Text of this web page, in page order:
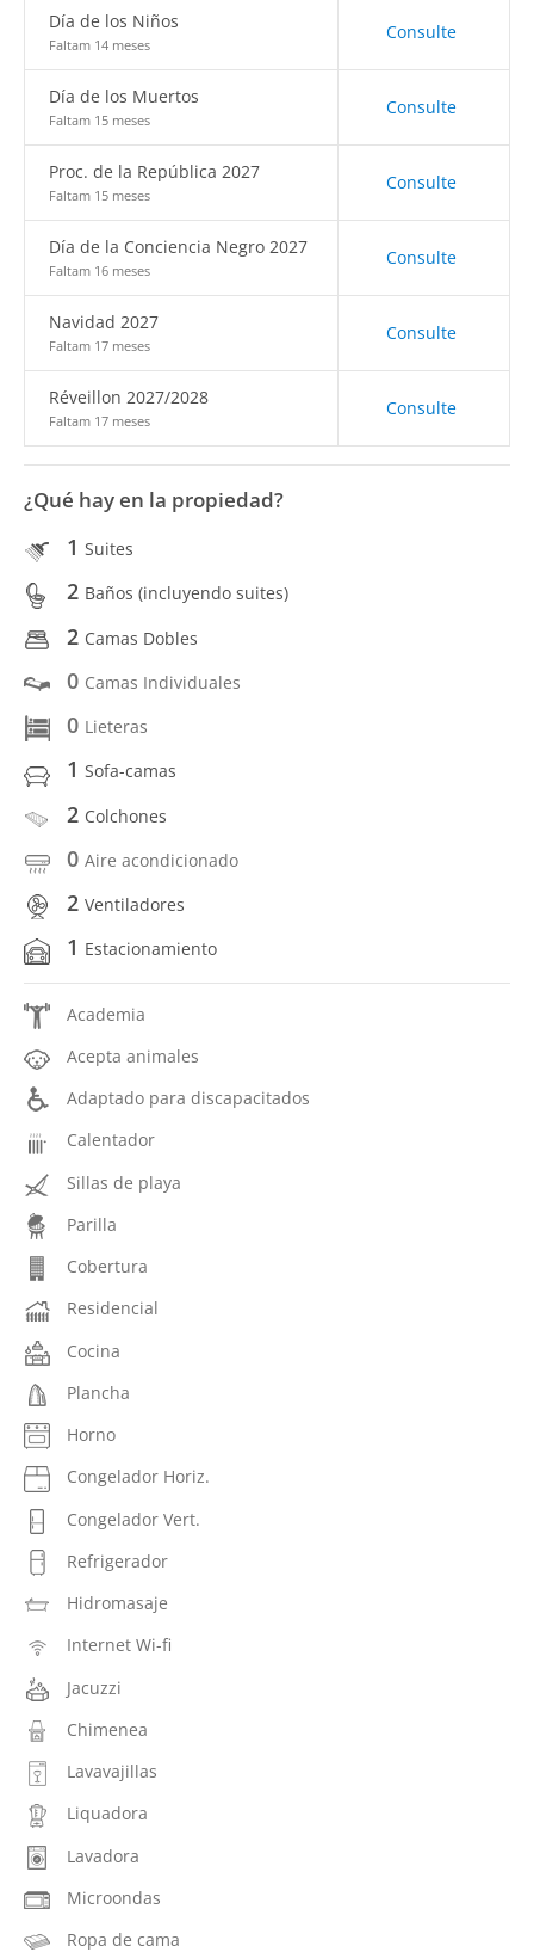
Día de los Niños
Faltam 14 meses
Consulte
Día de los Muertos
Faltam 15 meses
Consulte
Proc. de la República 2027
Faltam 15 meses
Consulte
Día de la Conciencia Negro 2027
Faltam 16 meses
Consulte
Navidad 2027
Faltam 17 meses
Consulte
Réveillon 2027/2028
Faltam 17 meses
Consulte
¿Qué hay en la propiedad?
1 Suites
2 Baños (incluyendo suites)
2 Camas Dobles
0 Camas Individuales
0 Lieteras
1 Sofa-camas
2 Colchones
0 Aire acondicionado
2 Ventiladores
1 Estacionamiento
Academia
Acepta animales
Adaptado para discapacitados
Calentador
Sillas de playa
Parilla
Cobertura
Residencial
Cocina
Plancha
Horno
Congelador Horiz.
Congelador Vert.
Refrigerador
Hidromasaje
Internet Wi-fi
Jacuzzi
Chimenea
Lavavajillas
Liquadora
Lavadora
Microondas
Ropa de cama